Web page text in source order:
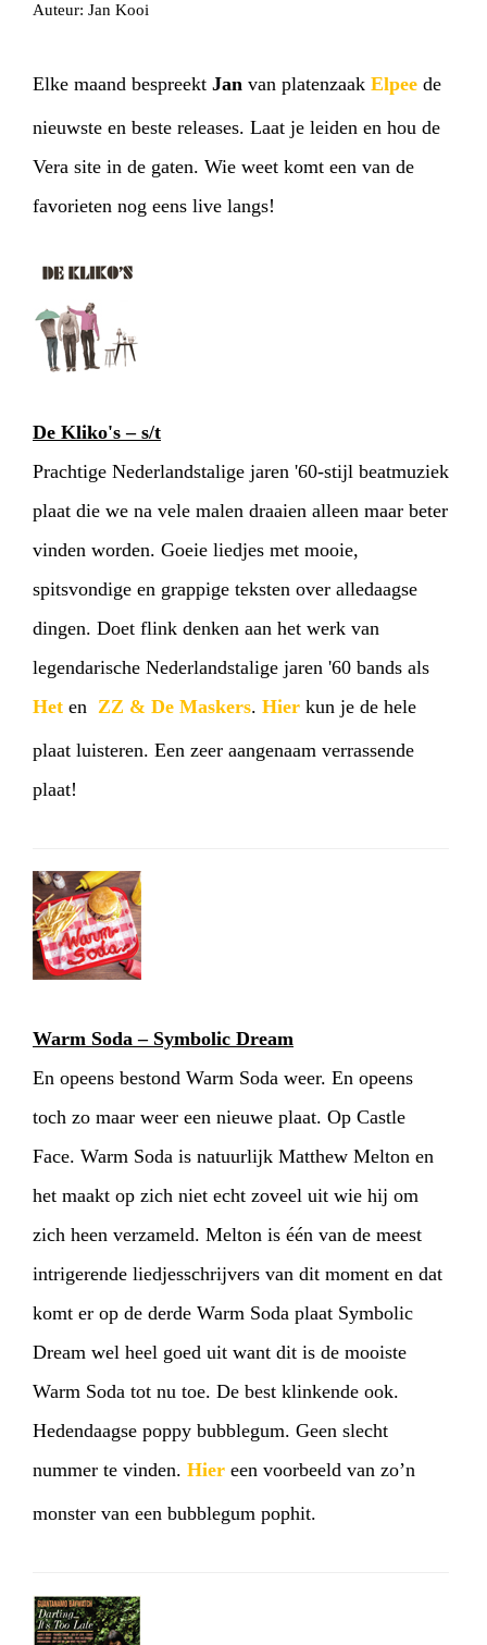
Auteur: Jan Kooi
Elke maand bespreekt Jan van platenzaak Elpee de
nieuwste en beste releases. Laat je leiden en hou de
Vera site in de gaten. Wie weet komt een van de
favorieten nog eens live langs!
De Kliko's – s/t
Prachtige Nederlandstalige jaren '60-stijl beatmuziek
plaat die we na vele malen draaien alleen maar beter
vinden worden. Goeie liedjes met mooie,
spitsvondige en grappige teksten over alledaagse
dingen. Doet flink denken aan het werk van
legendarische Nederlandstalige jaren '60 bands als
Het en ZZ & De Maskers. Hier kun je de hele
plaat luisteren. Een zeer aangenaam verrassende
plaat!
Warm Soda – Symbolic Dream
En opeens bestond Warm Soda weer. En opeens
toch zo maar weer een nieuwe plaat. Op Castle
Face. Warm Soda is natuurlijk Matthew Melton en
het maakt op zich niet echt zoveel uit wie hij om
zich heen verzameld. Melton is één van de meest
intrigerende liedjesschrijvers van dit moment en dat
komt er op de derde Warm Soda plaat Symbolic
Dream wel heel goed uit want dit is de mooiste
Warm Soda tot nu toe. De best klinkende ook.
Hedendaagse poppy bubblegum. Geen slecht
nummer te vinden. Hier een voorbeeld van zo’n
monster van een bubblegum pophit.